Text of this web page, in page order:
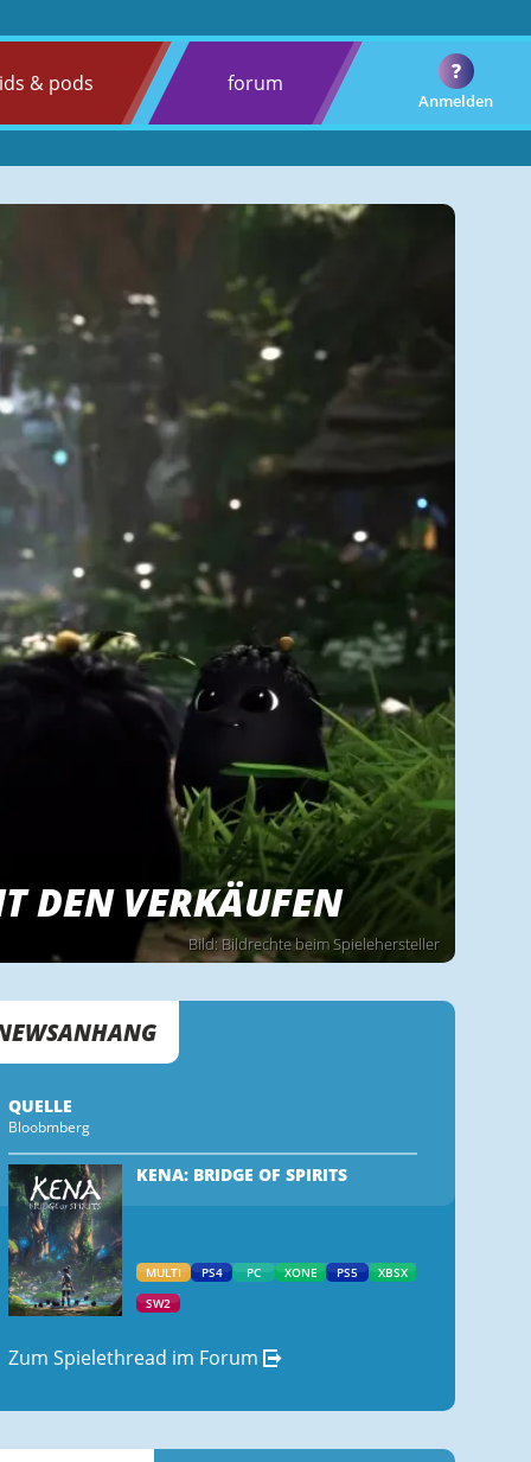
& pods forum
Anmelden
?
Bild: Bildrechte beim Spielehersteller
DEN VERKÄUFEN
QUELLE
Bloobmberg
KENA: BRIDGE OF SPIRITS
MULTI PS4 PC XONE PS5
XBSX
SW2
Zum Spielethread im Forum